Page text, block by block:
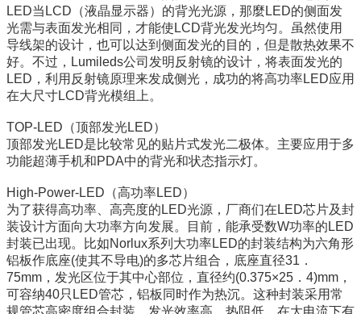
LED当LCD（液晶显示器）的背光光源，那麼LED的侧面发
光需与表面发光相同，才能使LCD背光发光均匀。虽然使用
导线架的设计，也可以达到侧面发光的目的，但是散热效果不
好。不过，Lumileds公司发明反射镜的设计，将表面发光的
LED，利用反射镜原理来发成侧光，成功的将高功率LED应用
在大尺寸LCD背光模组上。
TOP-LED（顶部发光LED）
顶部发光LED是比较常见的贴片式发光二极体。主要应用于多
功能超薄手机和PDA中的背光和状态指示灯。
High-Power-LED（高功率LED）
为了获得高功率、高亮度的LED光源，厂商们在LED芯片及封
装设计方面向大功率方向发展。目前，能承受数W功率的LED
封装已出现。比如Norlux系列大功率LED的封装结构为六角形
铝板作底座(使其不导电)的多芯片组合，底座直径31．
75mm，发光区位于其中心部位，直径约(0.375×25．4)mm，
可容纳40只LED管芯，铝板同时作为热沉。这种封装采用常
规管芯高密度组合封装，发光效率高，热阻低，在大电流下有